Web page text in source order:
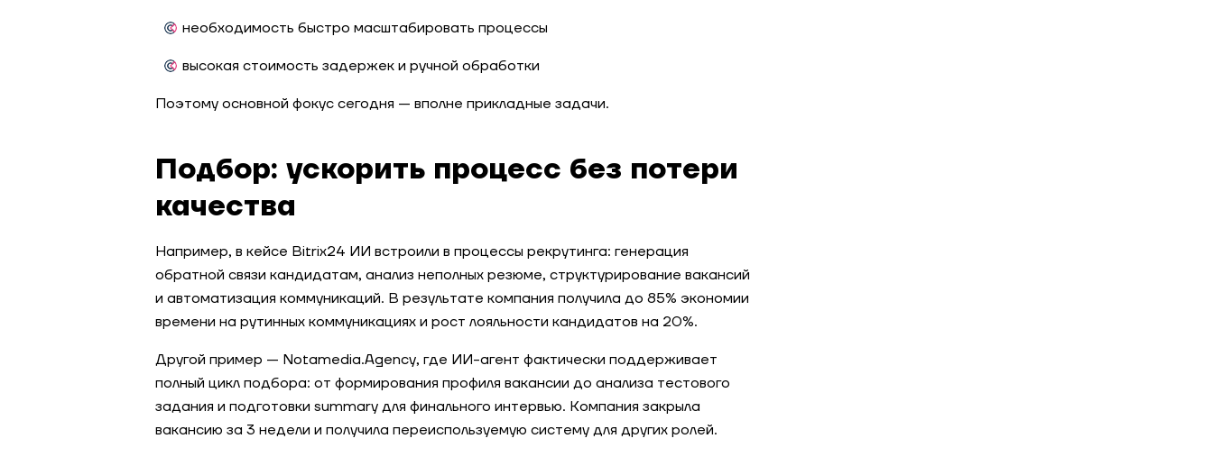
необходимость быстро масштабировать процессы
высокая стоимость задержек и ручной обработки
Поэтому основной фокус сегодня — вполне прикладные задачи.
Подбор: ускорить процесс без потери
качества
Например, в кейсе Bitrix24 ИИ встроили в процессы рекрутинга: генерация
обратной связи кандидатам, анализ неполных резюме, структурирование вакансий
и автоматизация коммуникаций. В результате компания получила до 85% экономии
времени на рутинных коммуникациях и рост лояльности кандидатов на 20%.
Другой пример — Notamedia.Agency, где ИИ-агент фактически поддерживает
полный цикл подбора: от формирования профиля вакансии до анализа тестового
задания и подготовки summary для финального интервью. Компания закрыла
вакансию за 3 недели и получила переиспользуемую систему для других ролей.